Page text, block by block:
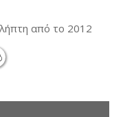
από το 2012